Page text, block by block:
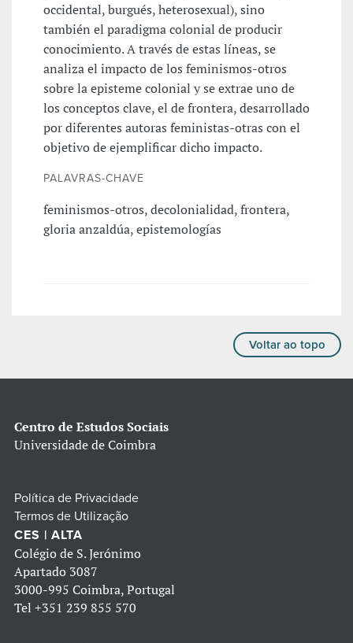
occidental, burgués, heterosexual), sino
también el paradigma colonial de producir
conocimiento. A través de estas líneas, se
analiza el impacto de los feminismos-otros
sobre la episteme colonial y se extrae uno de
los conceptos clave, el de frontera, desarrollado
por diferentes autoras feministas-otras con el
objetivo de ejemplificar dicho impacto.
PALAVRAS-CHAVE
feminismos-otros, decolonialidad, frontera,
gloria anzaldúa, epistemologías
Voltar ao topo
Centro de Estudos Sociais
Universidade de Coimbra
Política de Privacidade
Termos de Utilização
CES | ALTA
Colégio de S. Jerónimo
Apartado 3087
3000-995 Coimbra, Portugal
Tel +351 239 855 570